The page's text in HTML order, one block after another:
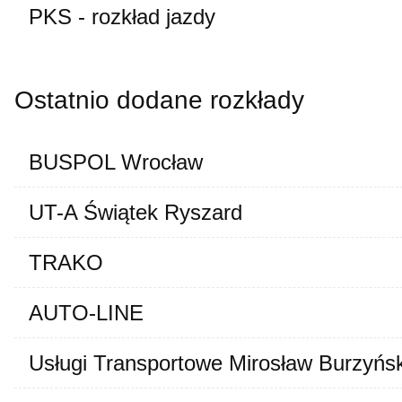
PKS - rozkład jazdy
Ostatnio dodane rozkłady
BUSPOL Wrocław
UT-A Świątek Ryszard
TRAKO
AUTO-LINE
Usługi Transportowe Mirosław